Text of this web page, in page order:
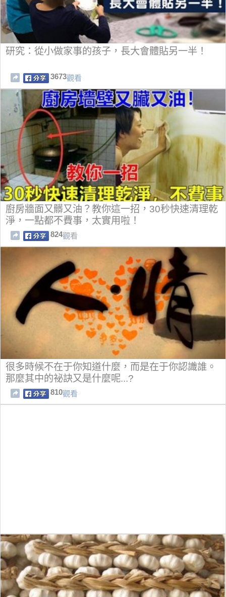
研究：從小做家事的孩子，長大會體貼另一半！
3673觀看
廚房牆面又髒又油？教你這一招，30秒快速清理乾
淨，一點都不費事，太實用啦！
824觀看
很多時候不在于你知道什麼，而是在于你認識誰。
那麼其中的祕訣又是什麼呢...?
810觀看